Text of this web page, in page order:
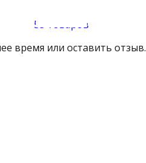
55 товаров
время или оставить отзыв.